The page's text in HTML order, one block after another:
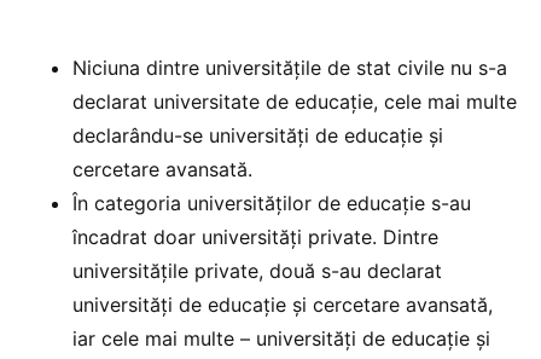
Niciuna dintre universitățile de stat civile nu s-a
declarat universitate de educație, cele mai multe
declarându-se universități de educație și
cercetare avansată.
În categoria universităților de educație s-au
încadrat doar universități private. Dintre
universitățile private, două s-au declarat
universități de educație și cercetare avansată,
iar cele mai multe – universități de educație și